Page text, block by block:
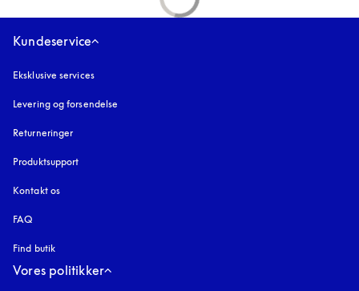
Kundeservice
Eksklusive services
Levering og forsendelse
Returneringer
Produktsupport
Kontakt os
FAQ
Find butik
Vores politikker